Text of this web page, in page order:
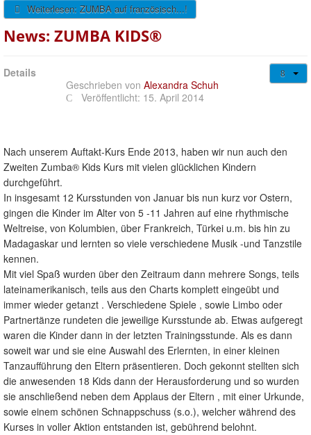
Weiterlesen: ZUMBA auf französisch...!
News: ZUMBA KIDS®
Details
Geschrieben von Alexandra Schuh
Veröffentlicht: 15. April 2014
Nach unserem Auftakt-Kurs Ende 2013, haben wir nun auch den
Zweiten Zumba® Kids Kurs mit vielen glücklichen Kindern
durchgeführt.
In insgesamt 12 Kursstunden von Januar bis nun kurz vor Ostern,
gingen die Kinder im Alter von 5 -11 Jahren auf eine rhythmische
Weltreise, von Kolumbien, über Frankreich, Türkei u.m. bis hin zu
Madagaskar und lernten so viele verschiedene Musik -und Tanzstile
kennen.
Mit viel Spaß wurden über den Zeitraum dann mehrere Songs, teils
lateinamerikanisch, teils aus den Charts komplett eingeübt und
immer wieder getanzt . Verschiedene Spiele , sowie Limbo oder
Partnertänze rundeten die jeweilige Kursstunde ab. Etwas aufgeregt
waren die Kinder dann in der letzten Trainingsstunde. Als es dann
soweit war und sie eine Auswahl des Erlernten, in einer kleinen
Tanzaufführung den Eltern präsentieren. Doch gekonnt stellten sich
die anwesenden 18 Kids dann der Herausforderung und so wurden
sie anschließend neben dem Applaus der Eltern , mit einer Urkunde,
sowie einem schönen Schnappschuss (s.o.), welcher während des
Kurses in voller Aktion entstanden ist, gebührend belohnt.